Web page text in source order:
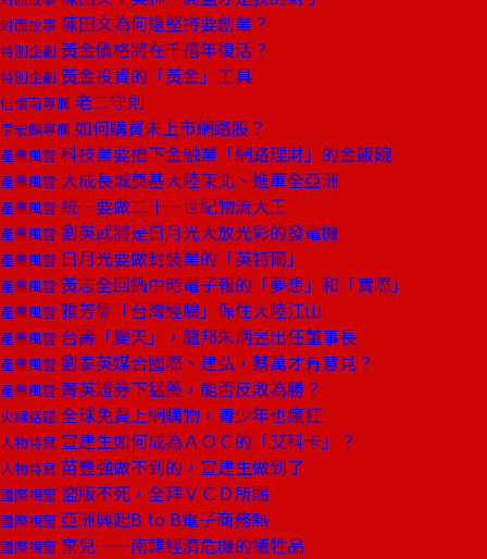
封面故事 陳田文為何還堅持要創業？
特別企劃 黃金價格將在千禧年復活？
特別企劃 黃金投資的「黃金」工具
信懷南專欄 老二守則
李宏麟專欄 如何購買未上市網路股？
產業風雲 科技業要搶下金融業「網路理財」的金飯碗
產業風雲 大成長城奠基大陸東北、進軍全亞洲
產業風雲 統一要做二十一世紀物流大王
產業風雲 劉英武將是日月光大放光彩的發電機
產業風雲 日月光要做封裝業的「英特爾」
產業風雲 黃志全回鍋中時電子報的「夢想」和「實際」
產業風雲 雅芳靠「台灣經驗」保住大陸江山
產業風雲 台壽「變天」，龍邦朱炳昱出任董事長
產業風雲 劉泰英媒合國際、建弘，蔡萬才有意見？
產業風雲 菁英證券下猛藥，能否反敗為勝？
火線話題 全球免費上網購物，青少年也瘋狂
人物特寫 宣建生如何成為ＡＯＣ的「艾科卡」？
人物特寫 苗豐強做不到的，宣建生做到了
國際視窗 盜版不死，全拜ＶＣＤ所賜
國際視窗 亞洲興起B to B電子商務熱
國際視窗 棄兒——南韓經濟危機的犧牲品